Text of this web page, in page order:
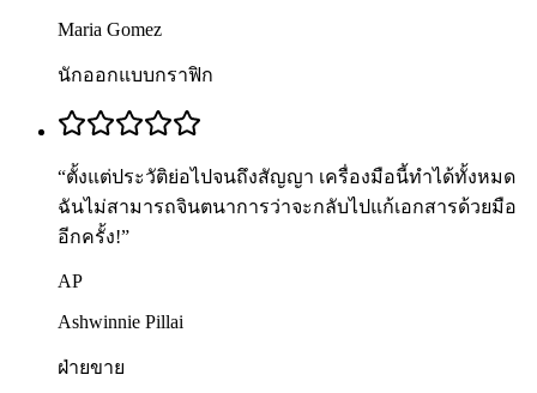
Maria Gomez
นักออกแบบกราฟิก
“ตั้งแต่ประวัติย่อไปจนถึงสัญญา เครื่องมือนี้ทำได้ทั้งหมด
ฉันไม่สามารถจินตนาการว่าจะกลับไปแก้เอกสารด้วยมือ
อีกครั้ง!”
AP
Ashwinnie Pillai
ฝ่ายขาย